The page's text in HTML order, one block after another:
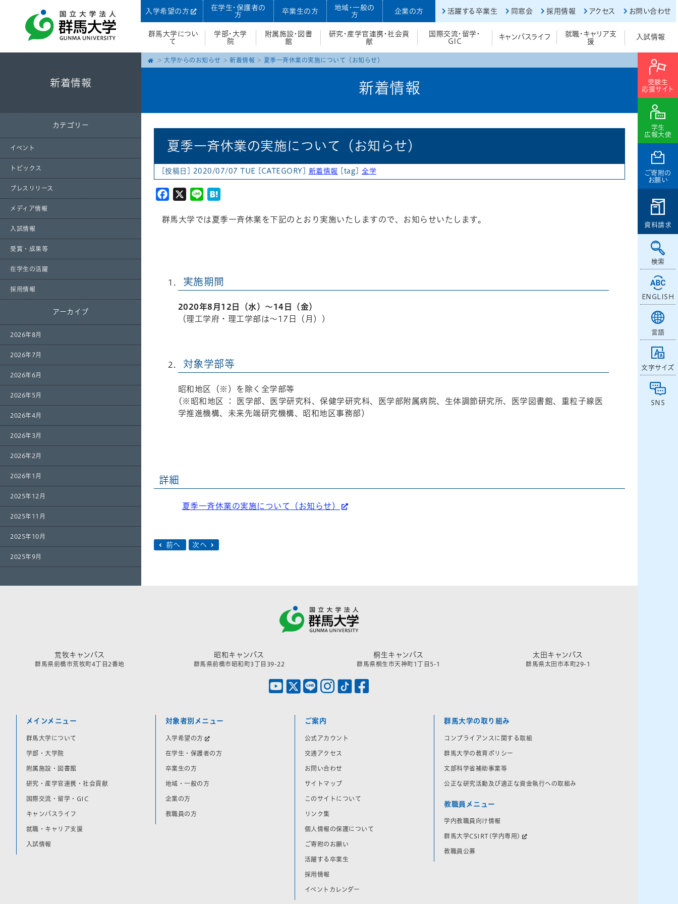
入学希望の方
在学生・保護者の
方
卒業生の方
地域・一般の
方
企業の方 活躍する卒業生 同窓会 採用情報 アクセス お問い合わせ
群馬大学につい
て
学部・大学
院
附属施設・図書
館
研究・産学官連携・社会貢
献
国際交流・留学・
GIC
キャンパスライフ
就職・キャリア支
援
入試情報
受験生
応援サイト
学生
広報大使
ご寄附の
お願い
資料請求
検索
ENGLISH
言語
文字サイズ
SNS
新着情報
カテゴリー
イベント
トピックス
プレスリリース
メディア情報
入試情報
受賞・成果等
在学生の活躍
採用情報
アーカイブ
2026年8月
2026年7月
2026年6月
2026年5月
2026年4月
2026年3月
2026年2月
2026年1月
2025年12月
2025年11月
2025年10月
2025年9月
大学からのお知らせ 新着情報 夏季一斉休業の実施について（お知らせ）
新着情報
夏季一斉休業の実施について（お知らせ）
[投稿日] 2020/07/07 TUE [CATEGORY] 新着情報 [tag]全学
Facebook
X Line
群馬大学では夏季一斉休業を下記のとおり実施いたしますので、お知らせいたします。
実施期間
2020年8月12日（水）～14日（金）
（理工学府・理工学部は～17日（月）)
対象学部等
昭和地区（※）を除く全学部等
(※昭和地区 ： 医学部、医学研究科、保健学研究科、医学部附属病院、生体調節研究所、医学図書館、重粒子線医
学推進機構、未来先端研究機構、昭和地区事務部）
詳細
夏季一斉休業の実施について（お知らせ）
前へ 次へ
荒牧キャンパス
群馬県前橋市荒牧町4丁目2番地
昭和キャンパス
群馬県前橋市昭和町3丁目39-22
桐生キャンパス
群馬県桐生市天神町1丁目5-1
太田キャンパス
群馬県太田市本町29-1
メインメニュー
群馬大学について
学部・大学院
附属施設・図書館
研究・産学官連携・社会貢献
国際交流・留学・GIC
キャンパスライフ
就職・キャリア支援
入試情報
対象者別メニュー
入学希望の方
在学生・保護者の方
卒業生の方
地域・一般の方
企業の方
教職員の方
ご案内
公式アカウント
交通アクセス
お問い合わせ
サイトマップ
このサイトについて
リンク集
個人情報の保護について
ご寄附のお願い
活躍する卒業生
採用情報
イベントカレンダー
群馬大学の取り組み
コンプライアンスに関する取組
群馬大学の教育ポリシー
文部科学省補助事業等
公正な研究活動及び適正な資金執行への取組み
教職員メニュー
学内教職員向け情報
群馬大学CSIRT(学内専用)
教職員公募